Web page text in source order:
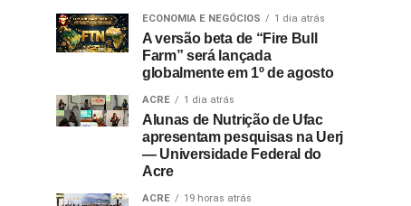
ECONOMIA E NEGÓCIOS 1 dia atrás
A versão beta de “Fire Bull
Farm” será lançada
globalmente em 1º de agosto
ACRE 1 dia atrás
Alunas de Nutrição de Ufac
apresentam pesquisas na Uerj
— Universidade Federal do
Acre
ACRE 19 horas atrás